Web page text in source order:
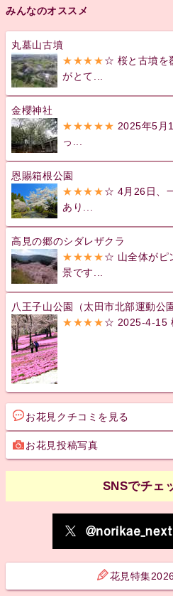
みんなのオススメ
丸墓山古墳
★★★★☆ 桜と古墳を
がとて...
金櫻神社
★★★★★ 2025年5月
っ...
恩賜箱根公園
★★★★☆ 4月26日、
あり...
高見の郷のシダレザクラ
★★★★☆ 山全体がピ
景です...
八王子山公園（太田市北部運動公園
★★★★☆ 2025-4-15
お花見クチコミを見る
お花見投稿写真
SNSでチェ
花見特集